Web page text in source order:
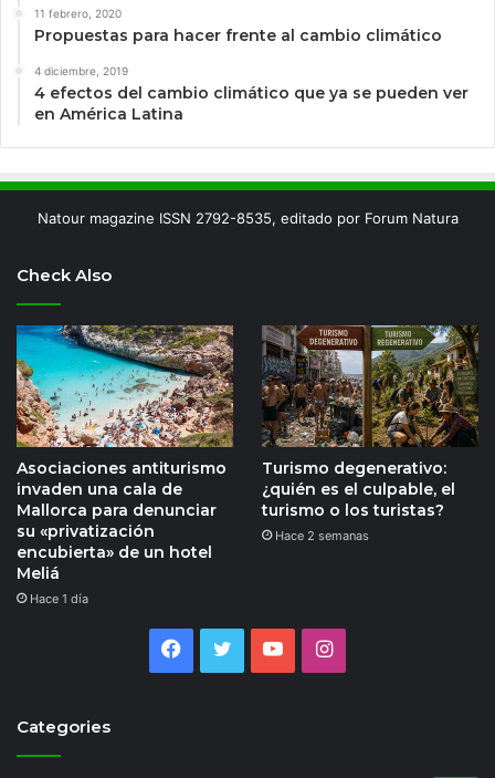
11 febrero, 2020
Propuestas para hacer frente al cambio climático
4 diciembre, 2019
4 efectos del cambio climático que ya se pueden ver
en América Latina
Natour magazine ISSN 2792-8535, editado por Forum Natura
Check Also
Asociaciones antiturismo
invaden una cala de
Mallorca para denunciar
su «privatización
encubierta» de un hotel
Meliá
Hace 1 día
Turismo degenerativo:
¿quién es el culpable, el
turismo o los turistas?
Hace 2 semanas
Facebook
TwitterYouTubeInstagram
Categories